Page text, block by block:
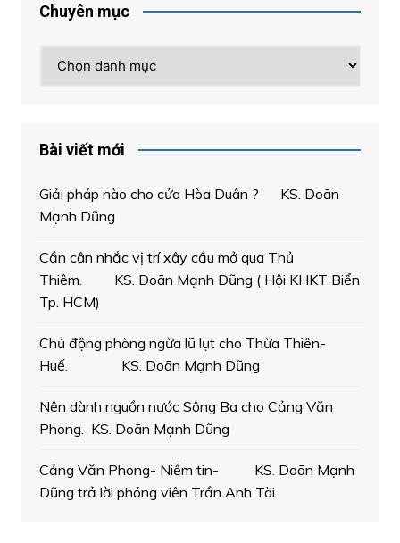
Chuyên mục
mục
Bài viết mới
Giải pháp nào cho cửa Hòa Duân ? KS. Doãn
Mạnh Dũng
Cần cân nhắc vị trí xây cầu mở qua Thủ
Thiêm. KS. Doãn Mạnh Dũng ( Hội KHKT Biển
Tp. HCM)
Chủ động phòng ngừa lũ lụt cho Thừa Thiên-
Huế. KS. Doãn Mạnh Dũng
Nên dành nguồn nước Sông Ba cho Cảng Văn
Phong. KS. Doãn Mạnh Dũng
Cảng Văn Phong- Niềm tin- KS. Doãn Mạnh
Dũng trả lời phóng viên Trần Anh Tài.